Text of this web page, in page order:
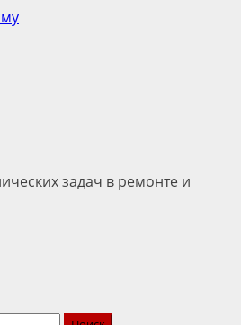
задач в ремонте и